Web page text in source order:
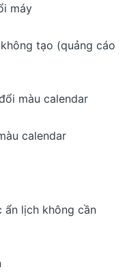
máy
tạo (quảng cáo
màu calendar
calendar
ẩn lịch không cần